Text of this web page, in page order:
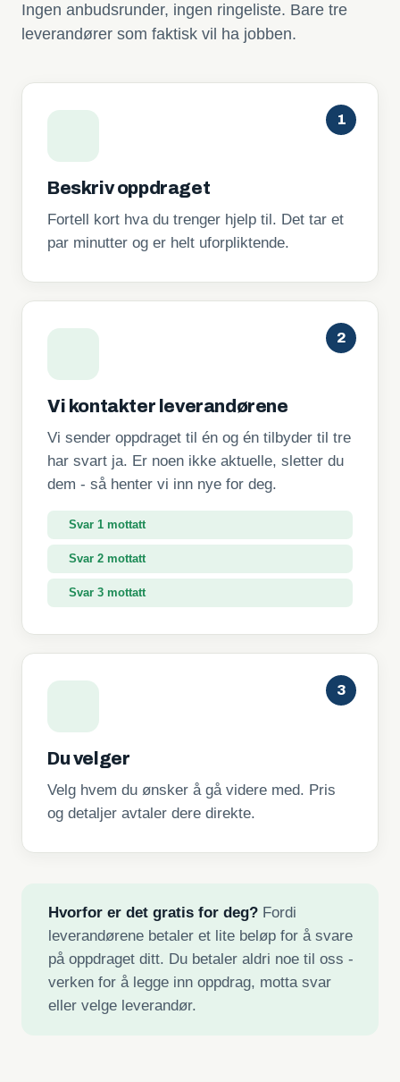
Ingen anbudsrunder, ingen ringeliste. Bare tre
leverandører som faktisk vil ha jobben.
1
Beskriv oppdraget
Fortell kort hva du trenger hjelp til. Det tar et
par minutter og er helt uforpliktende.
2
Vi kontakter leverandørene
Vi sender oppdraget til én og én tilbyder til tre
har svart ja. Er noen ikke aktuelle, sletter du
dem - så henter vi inn nye for deg.
Svar 2 mottatt
Svar 3 mottatt
3
Du velger
Velg hvem du ønsker å gå videre med. Pris
og detaljer avtaler dere direkte.
Hvorfor er det gratis for deg?Fordi
leverandørene betaler et lite beløp for å svare
på oppdraget ditt. Du betaler aldri noe til oss -
verken for å legge inn oppdrag, motta svar
eller velge leverandør.